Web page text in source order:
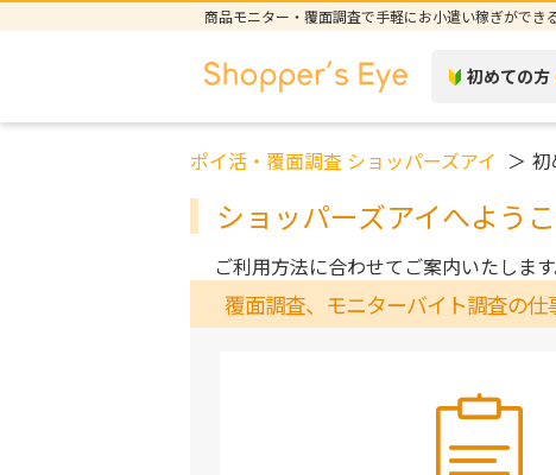
商品モニター・覆面調査で手軽にお小遣い稼ぎができ
初めての方
ポイ活・覆面調査 ショッパーズアイ
ショッパーズアイへよう
ご利用方法に合わせてご案内いたしま
覆面調査、モニターバイト調査の